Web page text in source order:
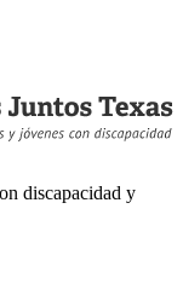
discapacidad y